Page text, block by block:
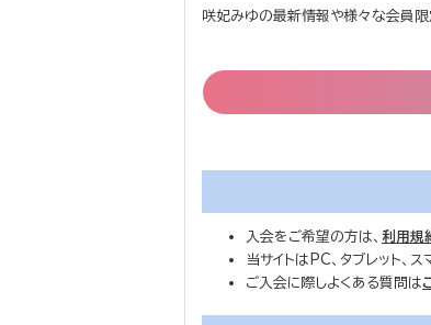
咲妃みゆの最新情報や様々な会員限
入会をご希望の方は、 利用規
当サイトはPC、タブレット、
ご入会に際しよくある質問は